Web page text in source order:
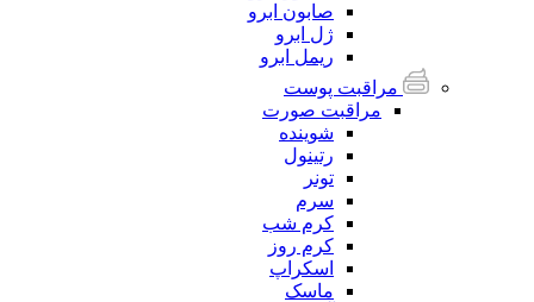
صابون ابرو
ژل ابرو
ریمل ابرو
مراقبت پوست
مراقبت صورت
شوینده
رتینول
تونر
سرم
کرم شب
کرم روز
اسکراپ
ماسک